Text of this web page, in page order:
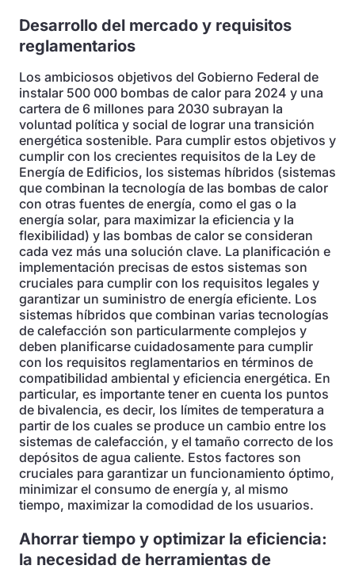
Desarrollo del mercado y requisitos
reglamentarios
Los ambiciosos objetivos del Gobierno Federal de
instalar 500 000 bombas de calor para 2024 y una
cartera de 6 millones para 2030 subrayan la
voluntad política y social de lograr una transición
energética sostenible. Para cumplir estos objetivos y
cumplir con los crecientes requisitos de la Ley de
Energía de Edificios, los sistemas híbridos (sistemas
que combinan la tecnología de las bombas de calor
con otras fuentes de energía, como el gas o la
energía solar, para maximizar la eficiencia y la
flexibilidad) y las bombas de calor se consideran
cada vez más una solución clave. La planificación e
implementación precisas de estos sistemas son
cruciales para cumplir con los requisitos legales y
garantizar un suministro de energía eficiente. Los
sistemas híbridos que combinan varias tecnologías
de calefacción son particularmente complejos y
deben planificarse cuidadosamente para cumplir
con los requisitos reglamentarios en términos de
compatibilidad ambiental y eficiencia energética. En
particular, es importante tener en cuenta los puntos
de bivalencia, es decir, los límites de temperatura a
partir de los cuales se produce un cambio entre los
sistemas de calefacción, y el tamaño correcto de los
depósitos de agua caliente. Estos factores son
cruciales para garantizar un funcionamiento óptimo,
minimizar el consumo de energía y, al mismo
tiempo, maximizar la comodidad de los usuarios.
Ahorrar tiempo y optimizar la eficiencia:
la necesidad de herramientas de